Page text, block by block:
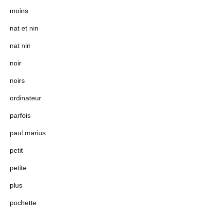
moins
nat et nin
nat nin
noir
noirs
ordinateur
parfois
paul marius
petit
petite
plus
pochette